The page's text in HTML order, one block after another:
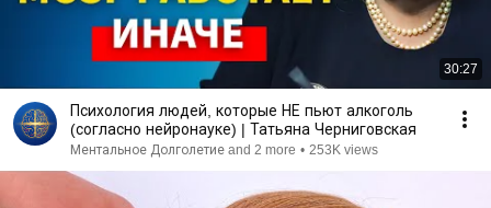
30:27
Психология людей, которые НЕ пьют алкоголь
(согласно нейронауке) | Татьяна Черниговская
Ментальное Долголетие and 2 more • 253K views